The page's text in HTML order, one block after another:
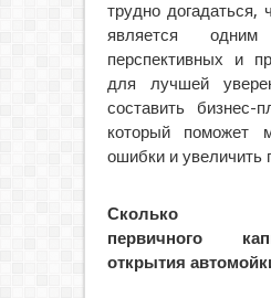
трудно догадаться,
является
перспективных и
для лучшей
составить бизнес-
который поможет
ошибки и увеличить
Сколько
первичного
открытия